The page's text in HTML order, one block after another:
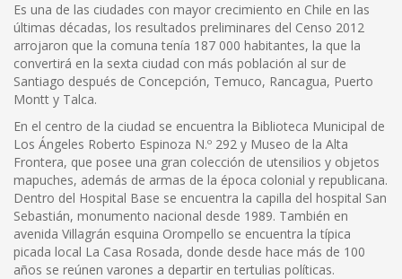
Es una de las ciudades con mayor crecimiento en Chile en las
últimas décadas, los resultados preliminares del Censo 2012
arrojaron que la comuna tenía 187 000 habitantes, la que la
convertirá en la sexta ciudad con más población al sur de
Santiago después de Concepción, Temuco, Rancagua, Puerto
Montt y Talca.
En el centro de la ciudad se encuentra la Biblioteca Municipal de
Los Ángeles Roberto Espinoza N.º 292 y Museo de la Alta
Frontera, que posee una gran colección de utensilios y objetos
mapuches, además de armas de la época colonial y republicana.
Dentro del Hospital Base se encuentra la capilla del hospital San
Sebastián, monumento nacional desde 1989. También en
avenida Villagrán esquina Orompello se encuentra la típica
picada local La Casa Rosada, donde desde hace más de 100
años se reúnen varones a departir en tertulias políticas.